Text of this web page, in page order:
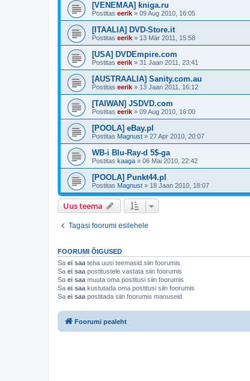
[VENEMAA] kniga.ru
Postitas eerik » 09 Aug 2010, 16:05
[ITAALIA] DVD-Store.it
Postitas eerik » 13 Mär 2011, 15:58
[USA] DVDEmpire.com
Postitas eerik » 31 Jaan 2011, 23:41
[AUSTRAALIA] Sanity.com.au
Postitas eerik » 13 Jaan 2011, 16:12
[TAIWAN] JSDVD.com
Postitas eerik » 09 Aug 2010, 16:00
[POOLA] eBay.pl
Postitas Magnust » 27 Apr 2010, 20:07
WB-i Blu-Ray-d 5$-ga
Postitas kaaga » 06 Mai 2010, 22:42
[POOLA] Punkt44.pl
Postitas Magnust » 18 Jaan 2010, 18:07
Uus teema
Tagasi foorumi esilehele
FOORUMI ÕIGUSED
Sa ei saa teha uusi teemasid siin foorumis
Sa ei saa postitustele vastata siin foorumis
Sa ei saa muuta oma postitusi siin foorumis
Sa ei saa kustutada oma postitusi siin foorumis
Sa ei saa postitada siin foorumis manuseid
Foorumi pealeht